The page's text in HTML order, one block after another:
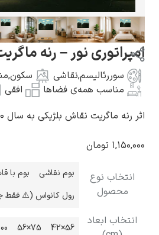
گوستاو کلیمت
نور – رنه ماگریت
,نقاشی سکون منظره
همه‌ی فضاها
افقی
375
نقاش بلژیکی به سال ۱۹۵۰ میلادی
تومان
نوع
بوم نقاشی
بوم با قاب چوبی
رول کانواس (⚠️ فقط چاپ)
ابعاد
56×42
75×56
100×75
133×100